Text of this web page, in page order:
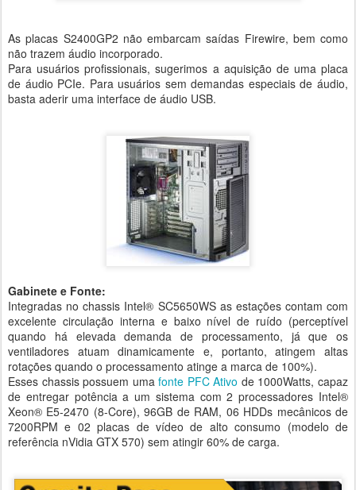
As placas S2400GP2 não embarcam saídas Firewire, bem como
não trazem áudio incorporado.
Para usuários profissionais, sugerimos a aquisição de uma placa
de áudio PCIe. Para usuários sem demandas especiais de áudio,
basta aderir uma interface de áudio USB.
Gabinete e Fonte:
Integradas no chassis Intel® SC5650WS as estações contam com
excelente circulação interna e baixo nível de ruído (perceptível
quando há elevada demanda de processamento, já que os
ventiladores atuam dinamicamente e, portanto, atingem altas
rotações quando o processamento atinge a marca de 100%).
Esses chassis possuem umafonte PFC Ativo de 1000Watts, capaz
de entregar potência a um sistema com 2 processadores Intel®
Xeon® E5-2470 (8-Core), 96GB de RAM, 06 HDDs mecânicos de
7200RPM e 02 placas de vídeo de alto consumo (modelo de
referência nVidia GTX 570) sem atingir 60% de carga.